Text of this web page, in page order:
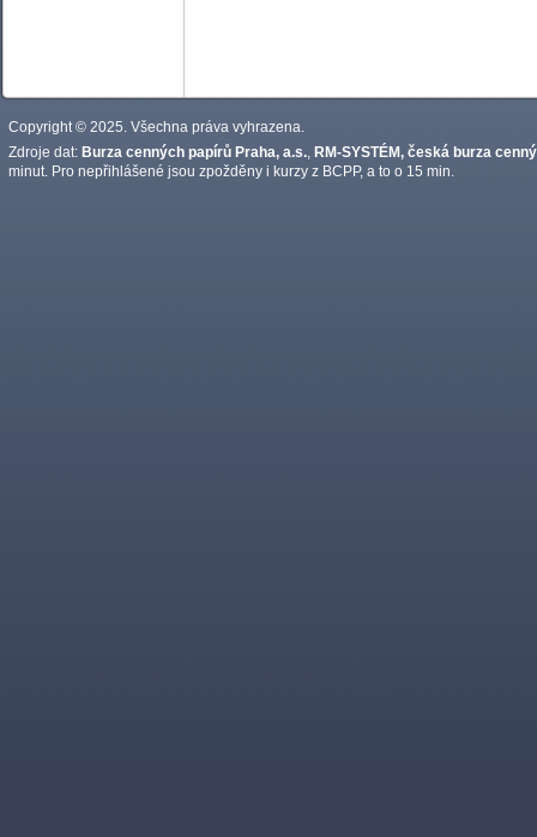
Copyright © 2025. Všechna práva vyhrazena.
Zdroje dat: Burza cenných papírů Praha, a.s. RM-SYSTÉM, česká burza
minut. Pro nepřihlášené jsou zpožděny i kurzy z BCPP, a to o 15 min.